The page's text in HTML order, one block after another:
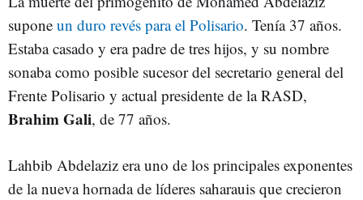
supone un duro revés para el Polisario. Tenía 37 años.
Estaba casado y era padre de tres hijos, y su nombre
sonaba como posible sucesor del secretario general del
Frente Polisario y actual presidente de la RASD,
Brahim Gali, de 77 años.
Lahbib Abdelaziz era uno de los principales exponentes
de la nueva hornada de líderes saharauis que crecieron